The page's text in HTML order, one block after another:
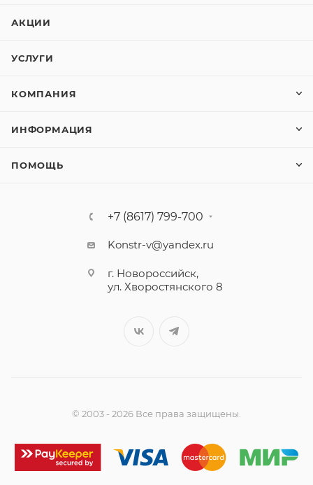
АКЦИИ
УСЛУГИ
КОМПАНИЯ
ИНФОРМАЦИЯ
ПОМОЩЬ
+7 (8617) 799-700
Konstr-v@yandex.ru
г. Новороссийск,
ул. Хворостянского 8
© 2003 - 2026 Все права защищены.